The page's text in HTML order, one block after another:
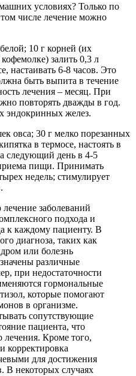
условиях? Только по
числе лечение можно
10 г корней (их
залить 0,3 л
настаивать 6-8 часов. Это
быть выпита в течение
лечения – месяц. При
повторять дважды в год.
эндокринных желез.
овса; 30 г мелко порезанных
в термосе, настоять в
следующий день в 4-5
пищи. Принимать
недель; стимулирует
заболеваний
подхода и
к каждому пациенту. В
диагноза, таких как
или болезнь
различные
при недостаточности
гормональные
которые помогают
в организме.
сопутствующие
пациента, что
Кроме того,
корректировка
для достижения
В некоторых случаях